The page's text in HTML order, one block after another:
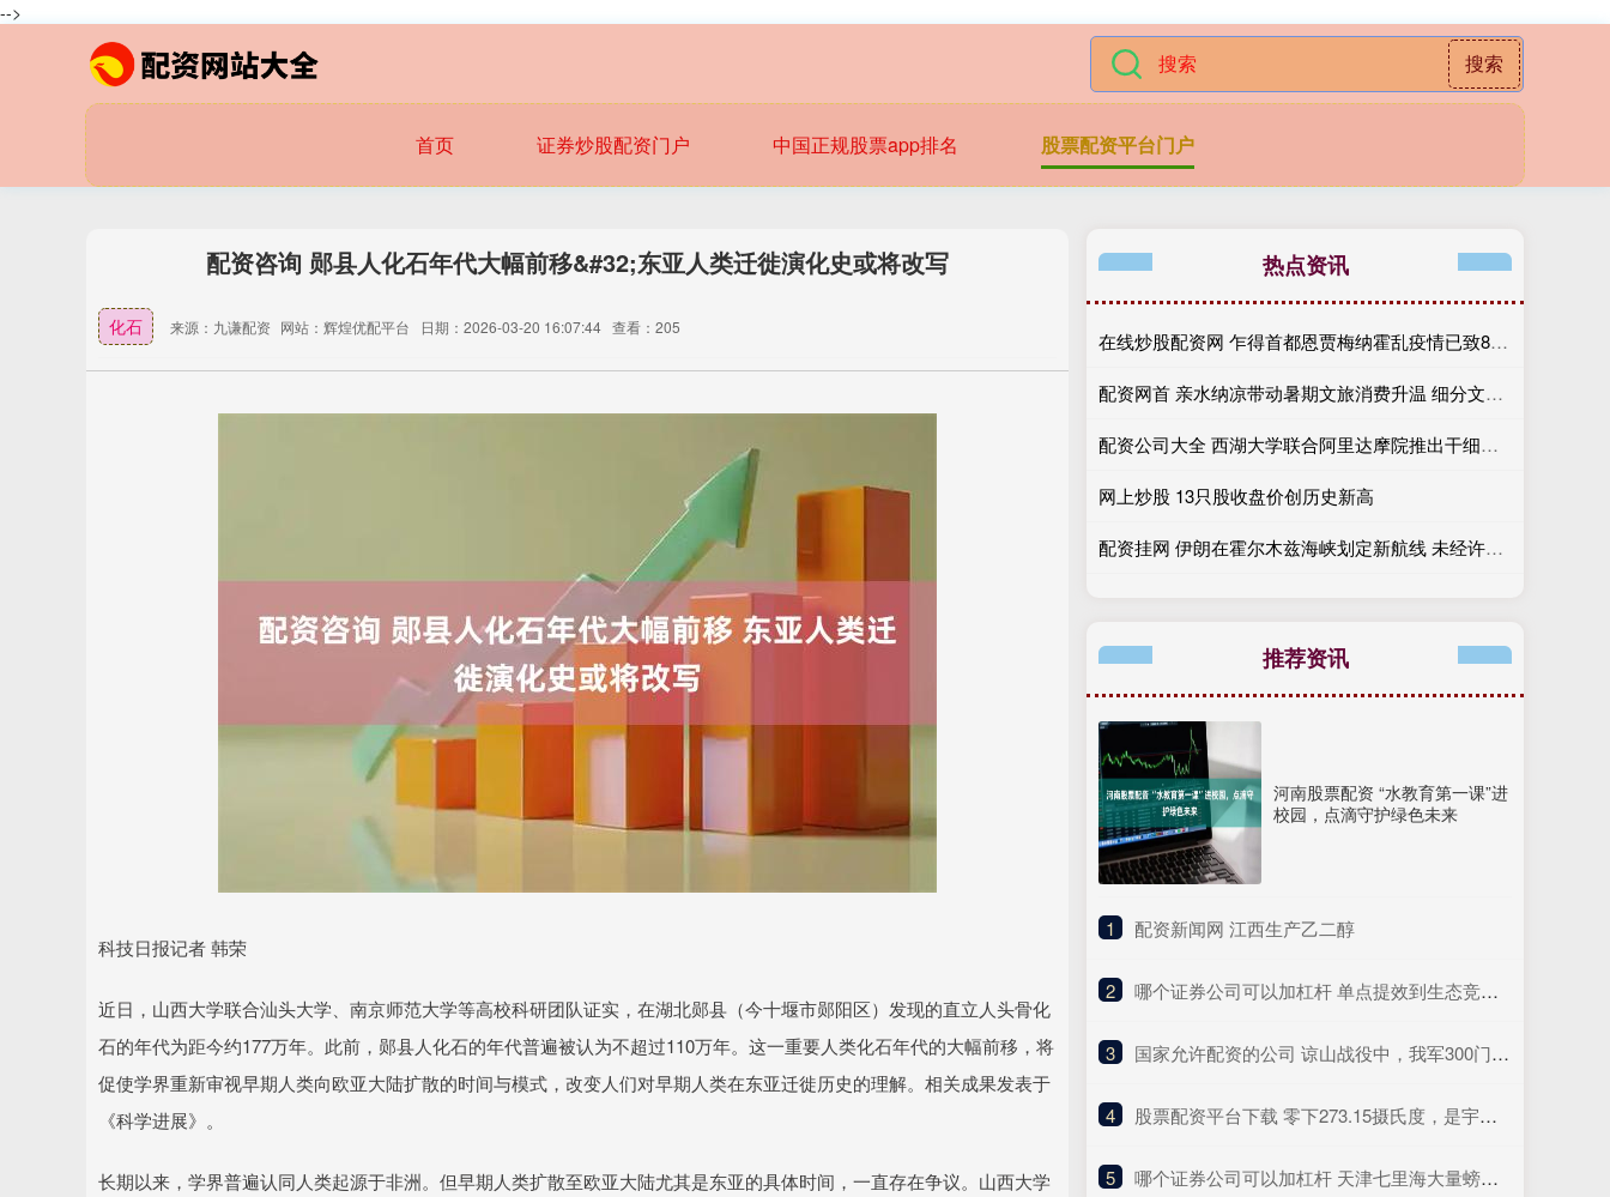
-->
搜索
首页 证券炒股配资门户 中国正规股票app排名 股票配资平台门户
配资咨询 郧县人化石年代大幅前移&#32;东亚人类迁徙演化史或将改写
化石 来源：九谦配资 网站：辉煌优配平台 日期：2026-03-20 16:07:44 查看：205
科技日报记者 韩荣
近日，山西大学联合汕头大学、南京师范大学等高校科研团队证实，在湖北郧县（今十堰市郧阳区）发现的直立人头骨化
石的年代为距今约177万年。此前，郧县人化石的年代普遍被认为不超过110万年。这一重要人类化石年代的大幅前移，将
促使学界重新审视早期人类向欧亚大陆扩散的时间与模式，改变人们对早期人类在东亚迁徙历史的理解。相关成果发表于
《科学进展》。
长期以来，学界普遍认同人类起源于非洲。但早期人类扩散至欧亚大陆尤其是东亚的具体时间，一直存在争议。山西大学
热点资讯
在线炒股配资网 乍得首都恩贾梅纳霍乱疫情已致8人死亡
配资网首 亲水纳凉带动暑期文旅消费升温 细分文旅业态让“到此一游”变“旅居慢享”
配资公司大全 西湖大学联合阿里达摩院推出干细胞AI模型，精准调控细胞“逆生长”
网上炒股 13只股收盘价创历史新高
配资挂网 伊朗在霍尔木兹海峡划定新航线 未经许可不得通行
推荐资讯
河南股票配资 “水教育第一课”进
校园，点滴守护绿色未来
1 ​配资新闻网 江西生产乙二醇
2 ​哪个证券公司可以加杠杆 单点提效到生态竞合 保险机构加速扩圈重构竞争版图
3 ​国家允许配资的公司 谅山战役中，我军300门火炮，几万发炮弹，为何不见烈焰冲天？
4 ​股票配资平台下载 零下273.15摄氏度，是宇宙的绝对禁区，人类永远无法触及？
5 ​哪个证券公司可以加杠杆 天津七里海大量螃蟹爬上马路，有人一晚捡了十来斤，当地养殖户：可能是野生螃蟹迁徙过冬